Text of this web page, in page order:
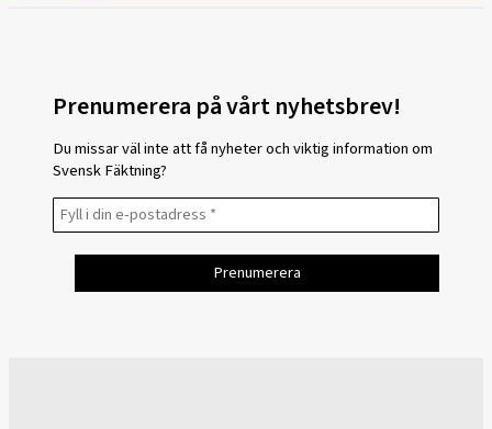
Prenumerera på vårt nyhetsbrev!
Du missar väl inte att få nyheter och viktig information om
Svensk Fäktning?